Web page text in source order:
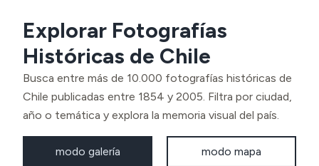
Explorar Fotografías
Históricas de Chile
Busca entre más de 10.000 fotografías históricas de
Chile publicadas entre 1854 y 2005. Filtra por ciudad,
año o temática y explora la memoria visual del país.
modo galería modo mapa